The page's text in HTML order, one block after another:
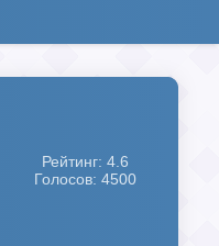
Рейтинг: 4.6
Голосов: 4500